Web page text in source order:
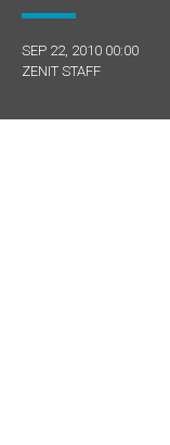
SEP 22, 2010 00:00
ZENIT STAFF